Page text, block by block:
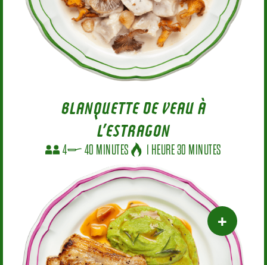
BLANQUETTE DE VEAU À
L’ESTRAGON
4 40 MINUTES 1 HEURE 30 MINUTES